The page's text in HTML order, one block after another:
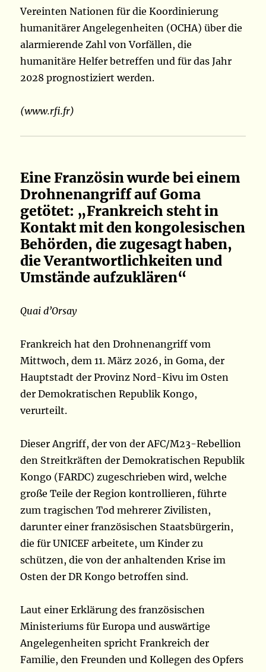
Vereinten Nationen für die Koordinierung
humanitärer Angelegenheiten (OCHA) über die
alarmierende Zahl von Vorfällen, die
humanitäre Helfer betreffen und für das Jahr
2028 prognostiziert werden.
(www.rfi.fr)
Eine Französin wurde bei einem
Drohnenangriff auf Goma
getötet: „Frankreich steht in
Kontakt mit den kongolesischen
Behörden, die zugesagt haben,
die Verantwortlichkeiten und
Umstände aufzuklären“
Quai d’Orsay
Frankreich hat den Drohnenangriff vom
Mittwoch, dem 11. März 2026, in Goma, der
Hauptstadt der Provinz Nord-Kivu im Osten
der Demokratischen Republik Kongo,
verurteilt.
Dieser Angriff, der von der AFC/M23-Rebellion
den Streitkräften der Demokratischen Republik
Kongo (FARDC) zugeschrieben wird, welche
große Teile der Region kontrollieren, führte
zum tragischen Tod mehrerer Zivilisten,
darunter einer französischen Staatsbürgerin,
die für UNICEF arbeitete, um Kinder zu
schützen, die von der anhaltenden Krise im
Osten der DR Kongo betroffen sind.
Laut einer Erklärung des französischen
Ministeriums für Europa und auswärtige
Angelegenheiten spricht Frankreich der
Familie, den Freunden und Kollegen des Opfers